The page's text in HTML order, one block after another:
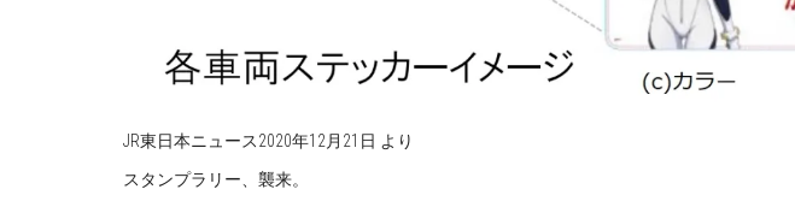
JR東日本ニュース2020年12月21日 より
スタンプラリー、襲来。